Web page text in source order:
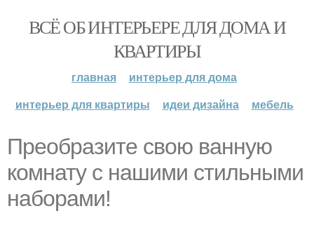
ВСЁ ОБ ИНТЕРЬЕРЕ ДЛЯ ДОМА И
КВАРТИРЫ
главная
интерьер для дома
интерьер для квартиры
идеи дизайна мебель
Преобразите свою ванную
комнату с нашими стильными
наборами!